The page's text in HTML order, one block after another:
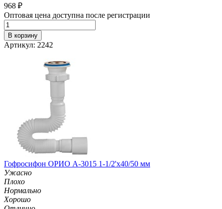
968 ₽
Оптовая цена доступна после регистрации
В корзину
Артикул: 2242
Гофросифон ОРИО А-3015 1-1/2'х40/50 мм
Ужасно
Плохо
Нормально
Хорошо